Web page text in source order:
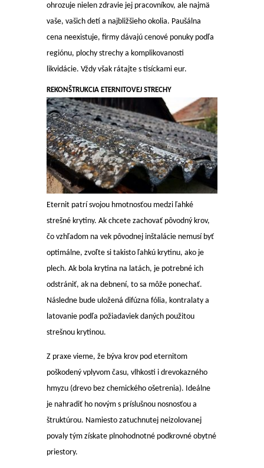
ohrozuje nielen zdravie jej pracovníkov, ale najmä
vaše, vašich detí a najbližšieho okolia. Paušálna
cena neexistuje, firmy dávajú cenové ponuky podľa
regiónu, plochy strechy a komplikovanosti
likvidácie. Vždy však rátajte s tisíckami eur.
REKONŠTRUKCIA ETERNITOVEJ STRECHY
Eternit patrí svojou hmotnosťou medzi ľahké
strešné krytiny. Ak chcete zachovať pôvodný krov,
čo vzhľadom na vek pôvodnej inštalácie nemusí byť
optimálne, zvoľte si takisto ľahkú krytinu, ako je
plech. Ak bola krytina na latách, je potrebné ich
odstrániť, ak na debnení, to sa môže ponechať.
Následne bude uložená difúzna fólia, kontralaty a
latovanie podľa požiadaviek daných použitou
strešnou krytinou.
Z praxe vieme, že býva krov pod eternitom
poškodený vplyvom času, vlhkosti i drevokazného
hmyzu (drevo bez chemického ošetrenia). Ideálne
je nahradiť ho novým s príslušnou nosnosťou a
štruktúrou. Namiesto zatuchnutej neizolovanej
povaly tým získate plnohodnotné podkrovné obytné
priestory.